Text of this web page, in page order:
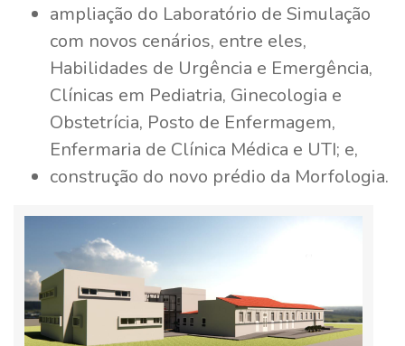
ampliação do Laboratório de Simulação
com novos cenários, entre eles,
Habilidades de Urgência e Emergência,
Clínicas em Pediatria, Ginecologia e
Obstetrícia, Posto de Enfermagem,
Enfermaria de Clínica Médica e UTI; e,
construção do novo prédio da Morfologia.